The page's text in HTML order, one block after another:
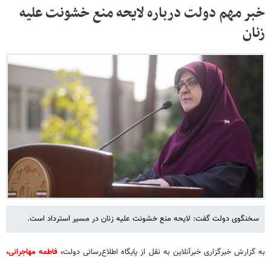
خبر مهم دولت درباره لایحه منع خشونت علیه
زنان
سخنگوی دولت گفت: لایحه منع خشونت علیه زنان در مسیر استرداد است.
به گزارش خبرگزاری خبرآنلاین به نقل از پایگاه اطلاع‌رسانی دولت، فاطمه مهاجرانی،